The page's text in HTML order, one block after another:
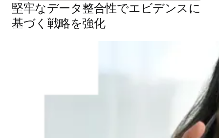
堅牢なデータ整合性でエビデンスに
基づく戦略を強化